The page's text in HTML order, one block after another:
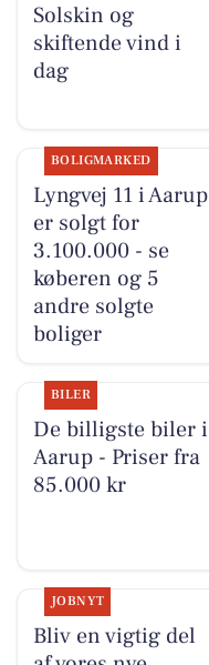
Solskin og
skiftende vind i
dag
BOLIGMARKED
Lyngvej 11 i Aarup
er solgt for
3.100.000 - se
køberen og 5
andre solgte
boliger
BILER
De billigste biler i
Aarup - Priser fra
85.000 kr
JOBNYT
Bliv en vigtig del